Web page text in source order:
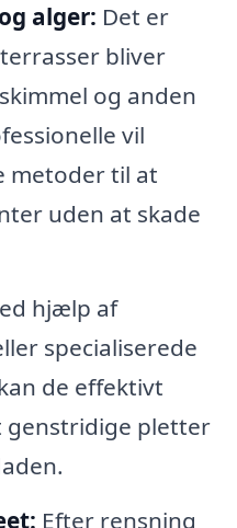
alger: Det er
bliver
og anden
vil
metoder til at
uden at skade
hjælp af
specialiserede
de effektivt
genstridige pletter
Efter rensning